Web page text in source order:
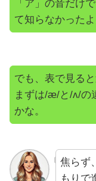
「ア」の音だけ
て知らなかった
でも、表で見る
まずは/æ/と/ʌ/の
かな。
焦らず
もりで